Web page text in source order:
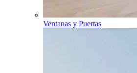
Ventanas y Puertas